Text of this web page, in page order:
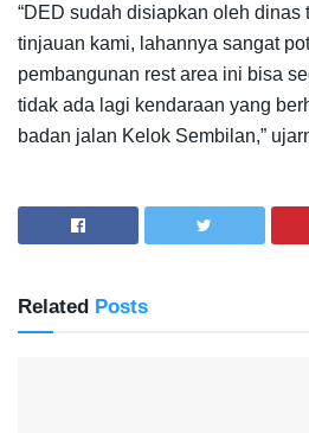
“DED sudah disiapkan oleh dinas
tinjauan kami, lahannya sangat
pembangunan rest area ini bisa
tidak ada lagi kendaraan yang
badan jalan Kelok Sembilan,”
Related Posts